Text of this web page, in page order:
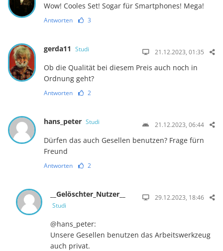
Wow! Cooles Set! Sogar für Smartphones! Mega!
Antworten 3
gerda11 Studi 21.12.2023, 01:35
Ob die Qualität bei diesem Preis auch noch in
Ordnung geht?
Antworten 2
hans_peter Studi 21.12.2023, 06:44
Dürfen das auch Gesellen benutzen? Frage fürn
Freund
Antworten 2
__Gelöschter_Nutzer__
Studi
29.12.2023, 18:46
@hans_peter:
Unsere Gesellen benutzen das Arbeitswerkzeug
auch privat.